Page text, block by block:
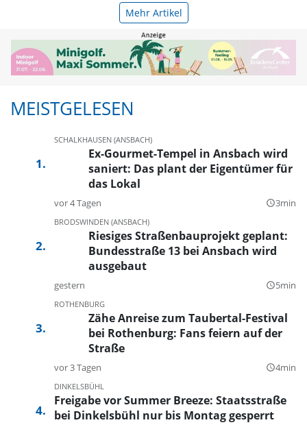
Mehr Artikel
MEISTGELESEN
SCHALKHAUSEN (ANSBACH)
Ex-Gourmet-Tempel in Ansbach wird
saniert: Das plant der Eigentümer für
das Lokal
vor 4 Tagen query_builder3min
BRODSWINDEN (ANSBACH)
Riesiges Straßenbauprojekt geplant:
Bundesstraße 13 bei Ansbach wird
ausgebaut
gestern query_builder5min
ROTHENBURG
Zähe Anreise zum Taubertal-Festival
bei Rothenburg: Fans feiern auf der
Straße
vor 3 Tagen query_builder4min
DINKELSBÜHL
Freigabe vor Summer Breeze: Staatsstraße
bei Dinkelsbühl nur bis Montag gesperrt